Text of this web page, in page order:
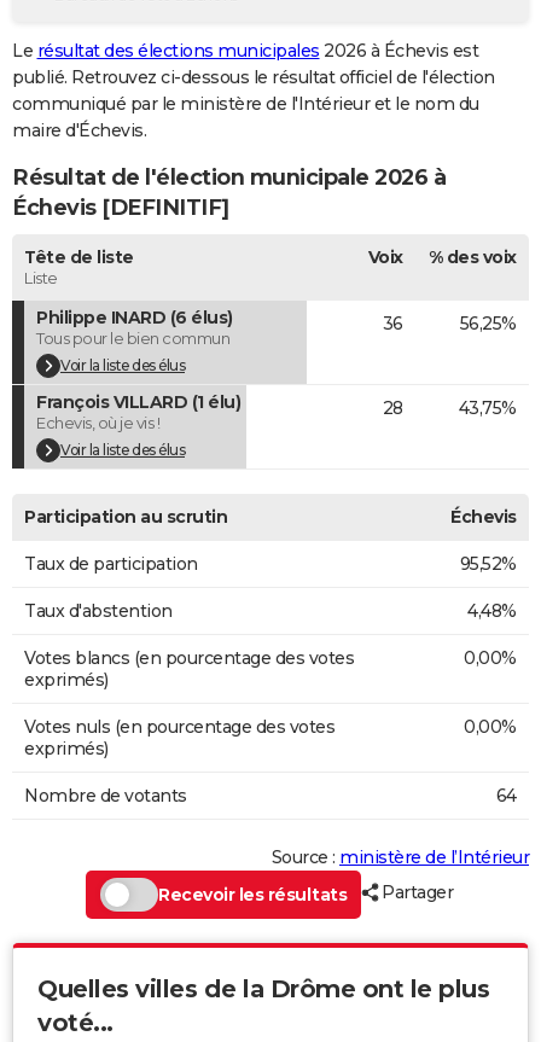
GUIDES D'ACHAT
BONS PLANS
CARTE DE VOEUX
Carte de Noël
Carte Bonne année
Carte Saint-Valentin
Carte Pâques
Carte d'anniversaire
DICTIONNAIRE
Dictionnaire
Biographies
Citations
Expressions
Proverbes
PROGRAMME TV
COPAINS D'AVANT
S'inscrire
Se connecter
Lycées
Collèges
Primaires
Universités
Entreprises
Service militaire
Avis de recherche
AVIS DE DÉCÈS
FORUM
Bricolage
Lifestyle
Culture
Sport
Auto
Television
Voyage
Cinema
Le résultat des élections municipales 2026 à Échevis est
publié. Retrouvez ci-dessous le résultat officiel de l'élection
communiqué par le ministère de l'Intérieur et le nom du
maire d'Échevis.
Résultat de l'élection municipale 2026 à
Échevis [DEFINITIF]
Tête de liste
Liste
Voix % des voix
Philippe INARD (6 élus)
Tous pour le bien commun
Voir la liste des élus
36 56,25%
François VILLARD (1 élu)
Echevis, où je vis !
Voir la liste des élus
28 43,75%
Participation au scrutin Échevis
Taux de participation 95,52%
Taux d'abstention 4,48%
Votes blancs (en pourcentage des votes
exprimés)
0,00%
Votes nuls (en pourcentage des votes
exprimés)
0,00%
Nombre de votants 64
Source : ministère de l’Intérieur
Recevoir les résultats
Partager
Quelles villes de la Drôme ont le plus
voté...